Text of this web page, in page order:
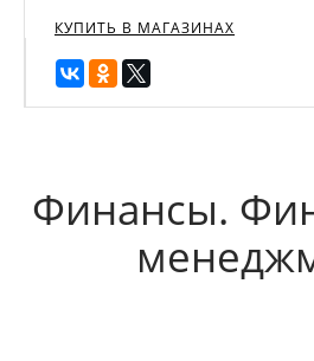
КУПИТЬ В МАГАЗИНАХ
Финансы.